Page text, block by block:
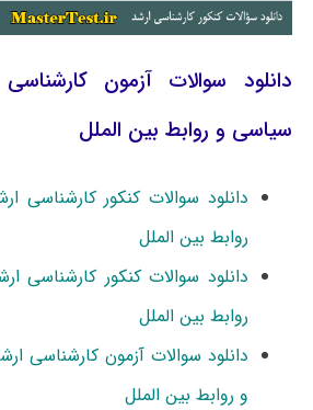
دانلود سوالات آزمون
سیاسی و روابط بین الملل
روابط بین الملل
روابط بین الملل
و روابط بین الملل